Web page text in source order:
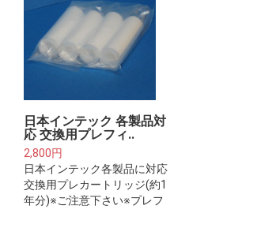
日本インテック 各製品対
応 交換用プレフィ..
2,800円
日本インテック各製品に対応
交換用プレカートリッジ(約1
年分)※ご注意下さい※プレフ